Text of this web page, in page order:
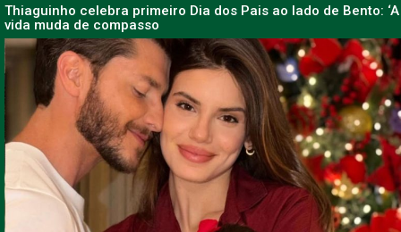
Thiaguinho celebra primeiro Dia dos Pais ao lado de Bento: ‘A
vida muda de compasso